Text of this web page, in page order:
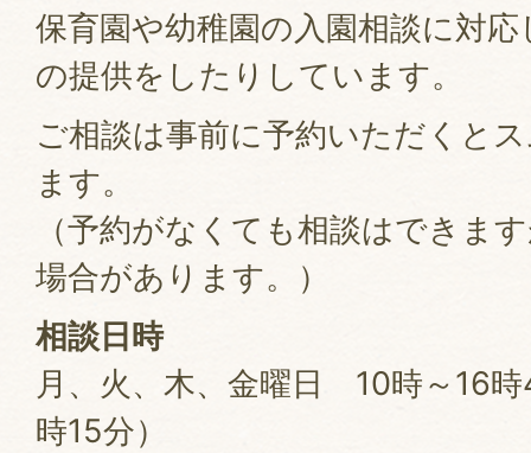
保育園や幼稚園の入園相談に対
の提供をしたりしています。
ご相談は事前に予約いただくと
ます。
（予約がなくても相談はできま
場合があります。）
相談日時
月、火、木、金曜日 10時～16
時15分）